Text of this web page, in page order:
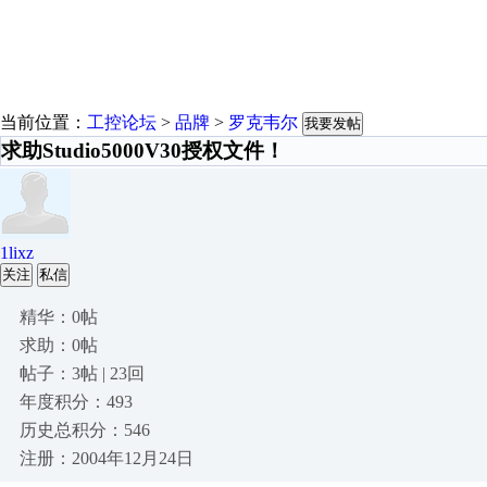
当前位置： 工控论坛 > 品牌 > 罗克韦尔 我要发帖
求助Studio5000V30授权文件！
1lixz
关注 私信
精华：0帖
求助：0帖
帖子：3帖 | 23回
年度积分：493
历史总积分：546
注册：2004年12月24日